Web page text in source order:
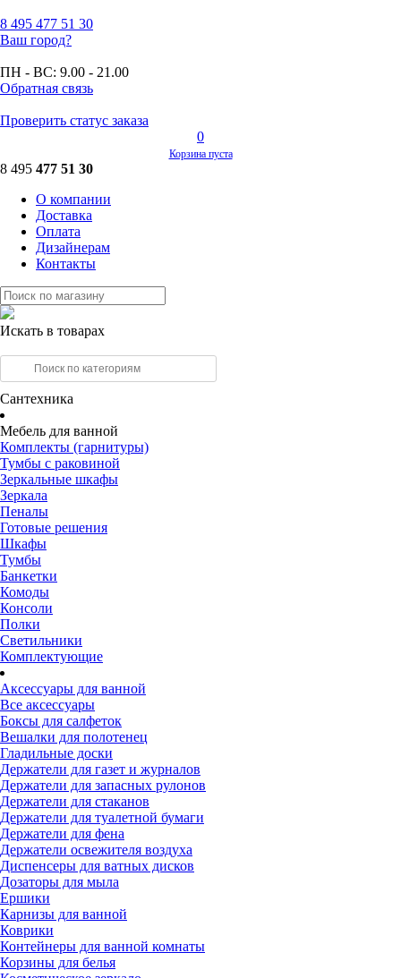
8 495 477 51 30
Ваш город?
ПН - ВС: 9.00 - 21.00
Обратная связь
Проверить статус заказа
0
Корзина пуста
8 495 477 51 30
О компании
Доставка
Оплата
Дизайнерам
Контакты
Искать в товарах
Сантехника
Мебель для ванной
Комплекты (гарнитуры)
Тумбы с раковиной
Зеркальные шкафы
Зеркала
Пеналы
Готовые решения
Шкафы
Тумбы
Банкетки
Комоды
Консоли
Полки
Светильники
Комплектующие
Аксессуары для ванной
Все аксессуары
Боксы для салфеток
Вешалки для полотенец
Гладильные доски
Держатели для газет и журналов
Держатели для запасных рулонов
Держатели для стаканов
Держатели для туалетной бумаги
Держатели для фена
Держатели освежителя воздуха
Диспенсеры для ватных дисков
Дозаторы для мыла
Ершики
Карнизы для ванной
Коврики
Контейнеры для ванной комнаты
Корзины для белья